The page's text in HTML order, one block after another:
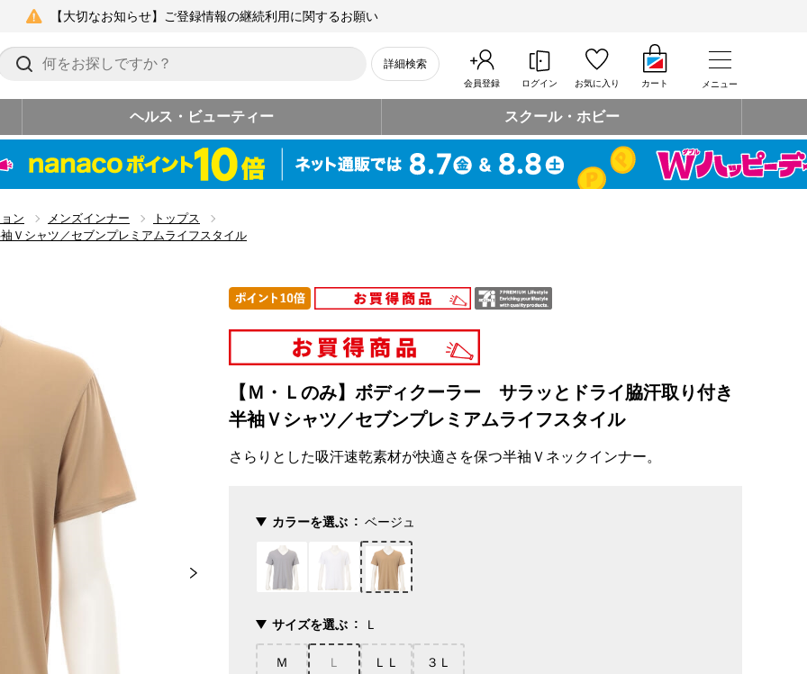
【大切なお知らせ】ご登録情報の継続利用に関するお願い
詳細検索
会員登録 ログイン お気に入り カート メニュー
ヘルス・ビューティー スクール・ホビー
ン メンズインナー
トップス
Ｖシャツ／セブンプレミアムライフスタイル
【Ｍ・Ｌのみ】ボディクーラー サラッとドライ脇汗取り付き
半袖Ｖシャツ／セブンプレミアムライフスタイル
さらりとした吸汗速乾素材が快適さを保つ半袖Ｖネックインナー。
カラーを選ぶ ベージュ
サイズを選ぶ Ｌ
Ｍ Ｌ ＬＬ ３Ｌ